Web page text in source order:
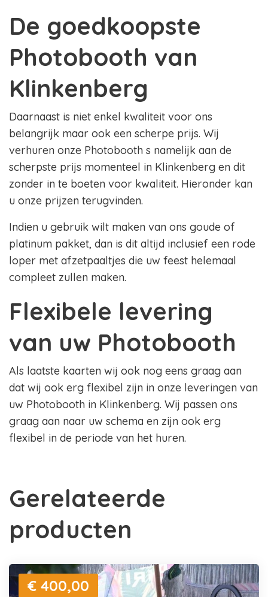
De goedkoopste
Photobooth van
Klinkenberg
Daarnaast is niet enkel kwaliteit voor ons
belangrijk maar ook een scherpe prijs. Wij
verhuren onze Photobooth s namelijk aan de
scherpste prijs momenteel in Klinkenberg en dit
zonder in te boeten voor kwaliteit. Hieronder kan
u onze prijzen terugvinden.
Indien u gebruik wilt maken van ons goude of
platinum pakket, dan is dit altijd inclusief een rode
loper met afzetpaaltjes die uw feest helemaal
compleet zullen maken.
Flexibele levering
van uw Photobooth
Als laatste kaarten wij ook nog eens graag aan
dat wij ook erg flexibel zijn in onze leveringen van
uw Photobooth in Klinkenberg. Wij passen ons
graag aan naar uw schema en zijn ook erg
flexibel in de periode van het huren.
Gerelateerde
producten
€ 400,00